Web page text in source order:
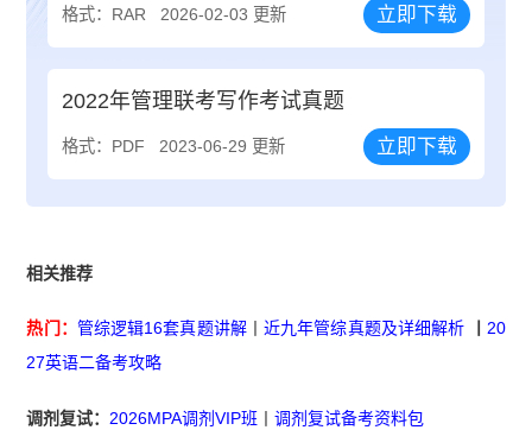
格式：RAR 2026-02-03 更新 立即下载
2022年管理联考写作考试真题
格式：PDF 2023-06-29 更新 立即下载
相关推荐
热门： 管综逻辑16套真题讲解丨近九年管综真题及详细解析
20
27英语二备考攻略
调剂复试：2026MPA调剂VIP班 丨调剂复试备考资料包